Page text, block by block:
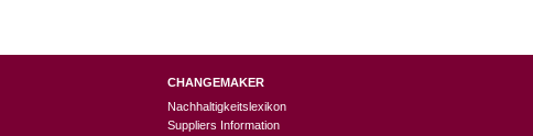
CHANGEMAKER
Nachhaltigkeitslexikon
Suppliers Information